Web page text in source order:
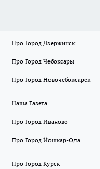
Про Город Дзержинск
Про Город Чебоксары
Про Город Новочебоксарск
Наша Газета
Про Город Иваново
Про Город Йошкар-Ола
Про Город Курск